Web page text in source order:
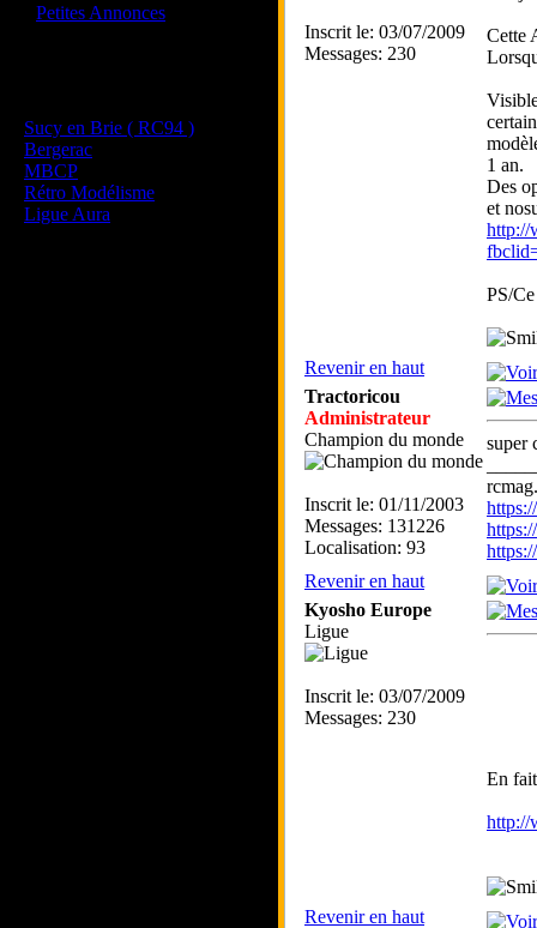
Petites Annonces
Sucy en Brie ( RC94 )
Bergerac
MBCP
Rétro Modélisme
Ligue Aura
Inscrit le: 03/07/2009
Messages: 230
Cette
1 an.
Des
et
http://
PS/
Revenir en haut
Tractoricou
Administrateur
Champion du monde
Inscrit le: 01/11/2003
Messages: 131226
Localisation: 93
super
Revenir en haut
Kyosho Europe
Ligue
Inscrit le: 03/07/2009
Messages: 230
En
http://
Revenir en haut